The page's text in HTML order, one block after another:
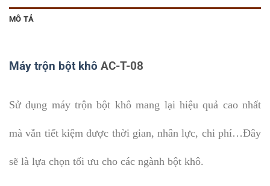
MÔ TẢ
Máy trộn bột khô AC-T-08
Sử dụng máy trộn bột khô mang lại hiệu quả cao nhất
mà vẫn tiết kiệm được thời gian, nhân lực, chi phí…Đây
sẽ là lựa chọn tối ưu cho các ngành bột khô.